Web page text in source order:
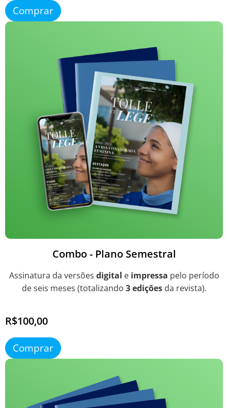
Comprar
Combo - Plano Semestral
Assinatura da versões digital e impressa pelo período
de seis meses (totalizando 3 ediçõesda revista).
R$100,00
Comprar